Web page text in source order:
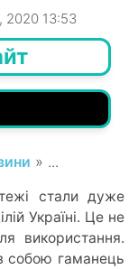
2020 13:53
» ...
стали дуже
Україні. Це не
використання.
собою гаманець